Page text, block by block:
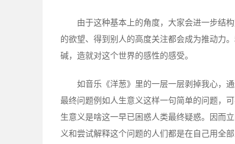
由于这种基本上的角度，大家会进一步结
的欲望、得到别人的高度关注都会成为推动力
碱，造就对这个世界的感性的感受。
如音乐《洋葱》里的一层一层剥掉我心，
最终问题例如人生意义这样一句简单的问题，
生意义是啥这一早已困惑人类最终疑惑。因而
义和尝试解释这个问题的人们都是在自己用全